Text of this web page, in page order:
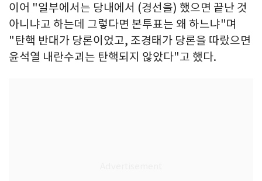
이어 "일부에서는 당내에서 (경선을) 했으면 끝난 것
아니냐고 하는데 그렇다면 본투표는 왜 하느냐"며
"탄핵 반대가 당론이었고, 조경태가 당론을 따랐으면
윤석열 내란수괴는 탄핵되지 않았다"고 했다.